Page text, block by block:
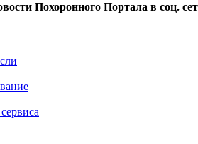
Похоронного Портала в соц.